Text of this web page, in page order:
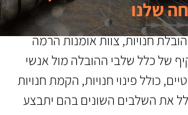
שלנו
חנויות, צוות אומנות הרמה
של כלל שלבי ההובלה מול אנשי
כולל פינוי חנויות, הקמת חנויות
את השלבים השונים בהם יתבצע